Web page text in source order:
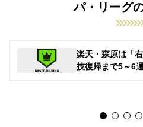
パ・リーグ
楽天・森原は「
技復帰まで5～6